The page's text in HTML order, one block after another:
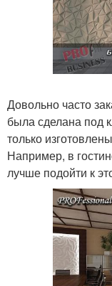
Довольно часто
была сделана под
только
Например, в
лучше подойти к